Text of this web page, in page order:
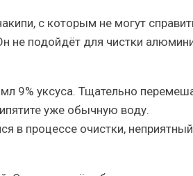
с которым не могут
не подойдёт для чистки
9% уксуса. Тщательно
уже обычную воду.
в процессе очистки,